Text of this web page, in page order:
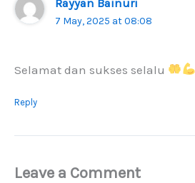
Rayyan Bainuri
7 May, 2025 at 08:08
Selamat dan sukses selalu
Reply
Leave a Comment